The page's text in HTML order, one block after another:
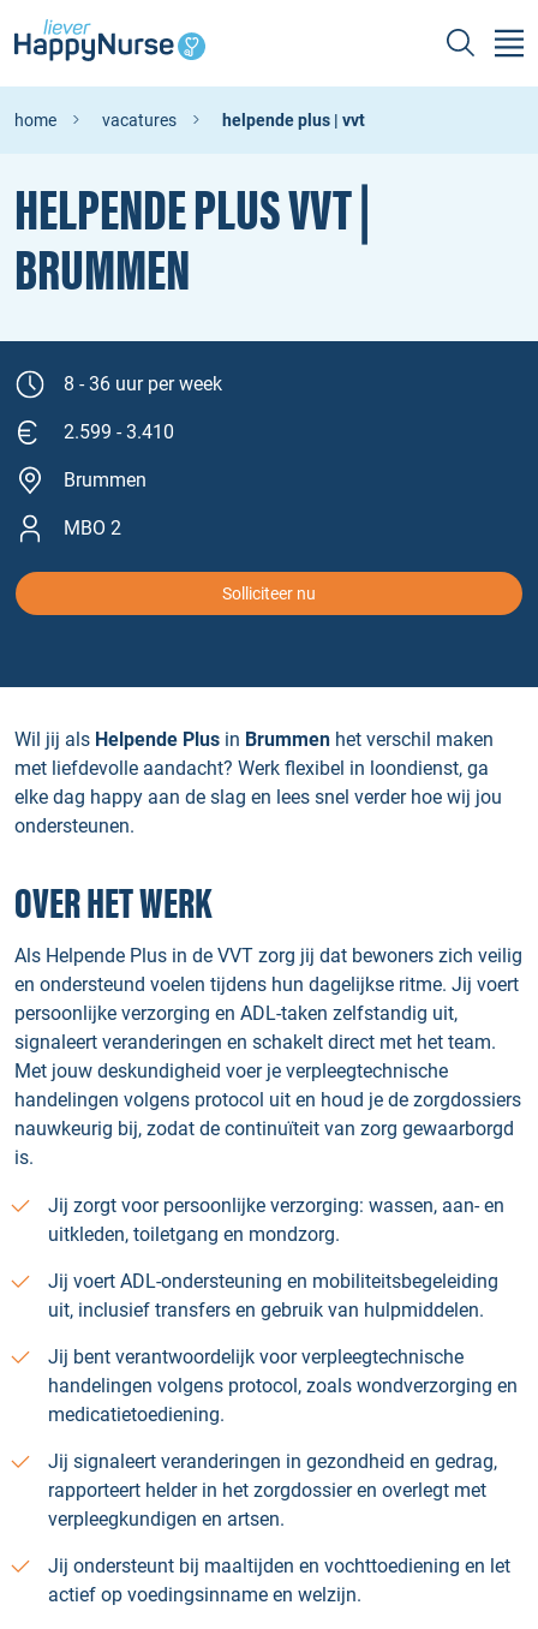
home vacatures helpende plus | vvt
HELPENDE PLUS VVT |
BRUMMEN
8 - 36 uur per week
2.599 - 3.410
Brummen
MBO 2
Solliciteer nu
Wil jij als Helpende Plus in Brummen het verschil maken
met liefdevolle aandacht? Werk flexibel in loondienst, ga
elke dag happy aan de slag en lees snel verder hoe wij jou
ondersteunen.
OVER HET WERK
Als Helpende Plus in de VVT zorg jij dat bewoners zich veilig
en ondersteund voelen tijdens hun dagelijkse ritme. Jij voert
persoonlijke verzorging en ADL-taken zelfstandig uit,
signaleert veranderingen en schakelt direct met het team.
Met jouw deskundigheid voer je verpleegtechnische
handelingen volgens protocol uit en houd je de zorgdossiers
nauwkeurig bij, zodat de continuïteit van zorg gewaarborgd
is.
Jij zorgt voor persoonlijke verzorging: wassen, aan- en
uitkleden, toiletgang en mondzorg.
Jij voert ADL-ondersteuning en mobiliteitsbegeleiding
uit, inclusief transfers en gebruik van hulpmiddelen.
Jij bent verantwoordelijk voor verpleegtechnische
handelingen volgens protocol, zoals wondverzorging en
medicatietoediening.
Jij signaleert veranderingen in gezondheid en gedrag,
rapporteert helder in het zorgdossier en overlegt met
verpleegkundigen en artsen.
Jij ondersteunt bij maaltijden en vochttoediening en let
actief op voedingsinname en welzijn.